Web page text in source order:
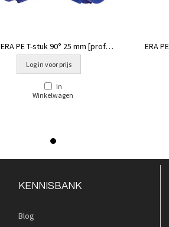
ERA PE T-stuk 90° 25 mm [prof
blauw]
Log in voor prijs
In
Winkelwagen
ERA
KENNISBANK
Blog